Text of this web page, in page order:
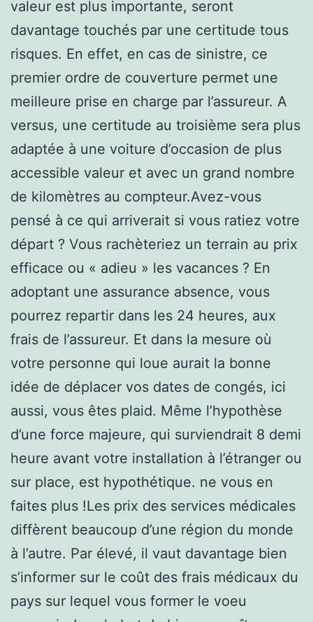
valeur est plus importante, seront
davantage touchés par une certitude tous
risques. En effet, en cas de sinistre, ce
premier ordre de couverture permet une
meilleure prise en charge par l’assureur. A
versus, une certitude au troisième sera plus
adaptée à une voiture d’occasion de plus
accessible valeur et avec un grand nombre
de kilomètres au compteur.Avez-vous
pensé à ce qui arriverait si vous ratiez votre
départ ? Vous rachèteriez un terrain au prix
efficace ou « adieu » les vacances ? En
adoptant une assurance absence, vous
pourrez repartir dans les 24 heures, aux
frais de l’assureur. Et dans la mesure où
votre personne qui loue aurait la bonne
idée de déplacer vos dates de congés, ici
aussi, vous êtes plaid. Même l’hypothèse
d’une force majeure, qui surviendrait 8 demi
heure avant votre installation à l’étranger ou
sur place, est hypothétique. ne vous en
faites plus !Les prix des services médicales
diffèrent beaucoup d’une région du monde
à l’autre. Par élevé, il vaut davantage bien
s’informer sur le coût des frais médicaux du
pays sur lequel vous former le voeu